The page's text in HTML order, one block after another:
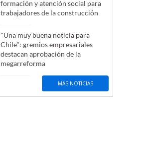
formación y atención social para
trabajadores de la construcción
"Una muy buena noticia para
Chile": gremios empresariales
destacan aprobación de la
megarreforma
MÁS NOTICIAS